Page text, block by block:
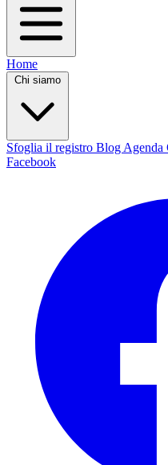
Home
Chi siamo
Sfoglia il registro Blog Agenda
Facebook